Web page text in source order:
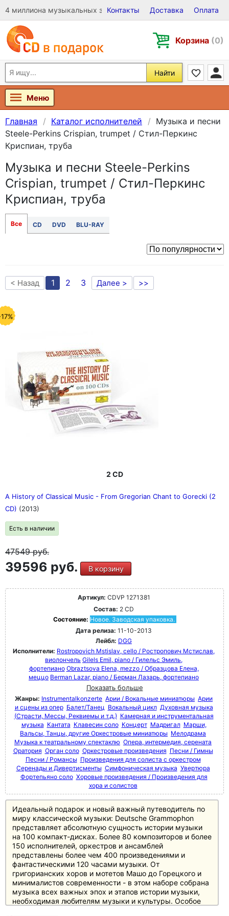
4 миллиона музыкальных записей на Виниле, CD и DVD
Контакты Доставка Оплата
Корзина (0)
Найти
Меню
Главная Каталог исполнителей
Музыка и песни
Steele-Perkins Crispian, trumpet / Стил-Перкинс
Криспиан, труба
Музыка и песни Steele-Perkins
Crispian, trumpet / Стил-Перкинс
Криспиан, труба
Все CD DVD BLU-RAY
< Назад 1 2 3 Далее > >>
2 CD
A History of Classical Music - From Gregorian Chant to Gorecki (2
CD) (2013)
Есть в наличии
47549руб.
39596 руб. В корзину
Артикул: CDVP 1271381
Состав: 2 CD
Состояние: Новое. Заводская упаковка.
Дата релиза: 11-10-2013
Лейбл: DGG
Исполнители: Rostropovich Mstislav, cello / Ростропович Мстислав,
виолончель Gilels Emil, piano / Гилельс Эмиль,
фортепиано Obraztsova Elena, mezzo / Образцова Елена,
меццо Berman Lazar, piano / Берман Лазарь, фортепиано
Показать больше
Жанры: Instrumentalkonzerte Арии / Вокальные миниатюры Арии
и сцены из опер Балет/Танец Вокальный цикл Духовная музыка
(Страсти, Мессы, Реквиемы и т.д.) Камерная и инструментальная
музыка Кантата Клавесин соло Концерт Мадригал Марши,
Вальсы, Танцы, другие Оркестровые миниатюры Мелодрама
Музыка к театральному спектаклю Опера, интермедия, серената
Оратория Орган соло Оркестровые произведения Песни / Гимны
Песни / Романсы Произведения для солиста с оркестром
Серенады и Дивертисменты Симфоническая музыка Увертюра
Фортепьяно соло Хоровые произведения / Произведения для
хора и солистов
Идеальный подарок и новый важный путеводитель по
миру классической музыки: Deutsche Grammophon
представляет абсолютную сущность истории музыки
на 100 компакт-дисках. Более 80 композиторов и более
150 исполнителей, оркестров и ансамблей
представлены более чем 400 произведениями и
фантастическими 120 часами музыки. От
григорианских хоров и мотетов Машо до Горецкого и
минималистов современности - в этом наборе собрана
музыка всех важных эпох и этапов истории музыки,
необходимая любителям музыки и культуры. Особое